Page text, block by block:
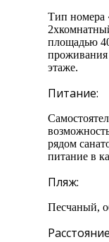
Тип номера
площадью
проживания
этаже.
Питание:
рядом
питание в
Пляж:
Песчаный,